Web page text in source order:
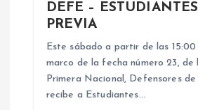
DEFE –
PREVIA
Este sábado a partir de las 15:00
marco de la fecha número 23, de
Primera Nacional, Defensores
recibe a Estudiantes…